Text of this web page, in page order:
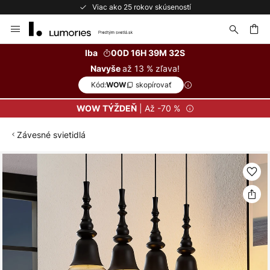
Viac ako 25 rokov skúseností
to
Iba
00D 16H 39M 31S
Navyšeaž 13 % zľava!
Kód:WOW skopírovať
WOW TÝŽDEŇ| Až -70 %
Závesné svietidlá
na
koniec
galérie